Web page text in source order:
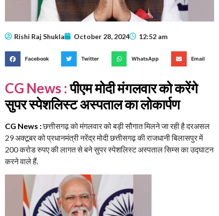
Rishi Raj Shukla October 28, 2024 12:52 am
Facebook Twitter WhatsApp Email
CG News :पीएम मोदी मंगलवार को करेंगे
सुपर स्पेशलिस्ट अस्पताल का लोकार्पण
CG News :छत्तीसगढ़ को मंगलवार को बड़ी सौगात मिलने जा रही है दरअसल
29 अक्टूबर को प्रधानमंत्री नरेंद्र मोदी छत्तीसगढ़ की राजधानी बिलासपुर में
200 करोड रुपए की लागत से बने सुपर स्पेशलिस्ट अस्पताल सिम्स का उद्घाटन
करने वाले हैं.